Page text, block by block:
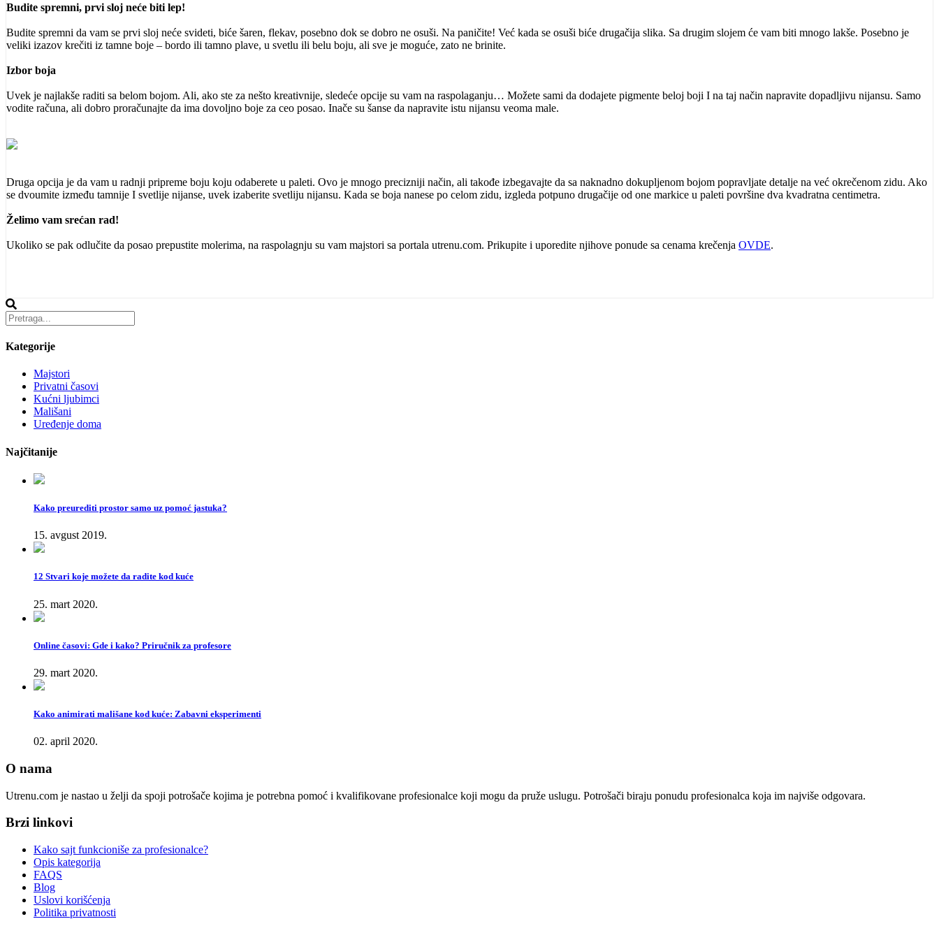
Budite spremni, prvi sloj neće biti lep!
Budite spremni da vam se prvi sloj neće svideti, biće šaren, flekav, posebno dok se dobro ne osuši. Na paničite! Već kada se osuši biće drugačija slika. Sa drugim slojem će vam biti mnogo lakše. Posebno je
veliki izazov krečiti iz tamne boje – bordo ili tamno plave, u svetlu ili belu boju, ali sve je moguće, zato ne brinite.
Izbor boja
Uvek je najlakše raditi sa belom bojom. Ali, ako ste za nešto kreativnije, sledeće opcije su vam na raspolaganju… Možete sami da dodajete pigmente beloj boji I na taj način napravite dopadljivu nijansu. Samo
vodite računa, ali dobro proračunajte da ima dovoljno boje za ceo posao. Inače su šanse da napravite istu nijansu veoma male.
Druga opcija je da vam u radnji pripreme boju koju odaberete u paleti. Ovo je mnogo precizniji način, ali takođe izbegavajte da sa naknadno dokupljenom bojom popravljate detalje na već okrečenom zidu. Ako
se dvoumite između tamnije I svetlije nijanse, uvek izaberite svetliju nijansu. Kada se boja nanese po celom zidu, izgleda potpuno drugačije od one markice u paleti površine dva kvadratna centimetra.
Želimo vam srećan rad!
Ukoliko se pak odlučite da posao prepustite molerima, na raspolagnju su vam majstori sa portala utrenu.com. Prikupite i uporedite njihove ponude sa cenama krečenja OVDE.
Kategorije
Majstori
Privatni časovi
Kućni ljubimci
Mališani
Uređenje doma
Najčitanije
Kako preurediti prostor samo uz pomoć jastuka?
15. avgust 2019.
12 Stvari koje možete da radite kod kuće
25. mart 2020.
Online časovi: Gde i kako? Priručnik za profesore
29. mart 2020.
Kako animirati mališane kod kuće: Zabavni eksperimenti
02. april 2020.
O nama
Utrenu.com je nastao u želji da spoji potrošače kojima je potrebna pomoć i kvalifikovane profesionalce koji mogu da pruže uslugu. Potrošači biraju ponudu profesionalca koja im najviše odgovara.
Brzi linkovi
Kako sajt funkcioniše za profesionalce?
Opis kategorija
FAQS
Blog
Uslovi korišćenja
Politika privatnosti